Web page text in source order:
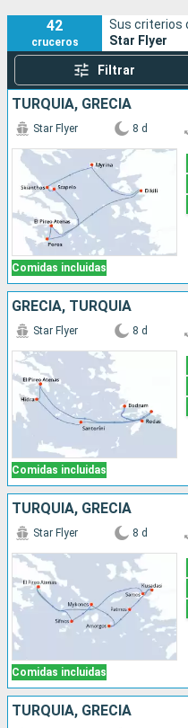
42
cruceros
Sus criterios
Star Flyer
Filtrar
TURQUÍA, GRECIA
Comidas incluidas
Star Flyer 8 d
GRECIA, TURQUÍA
Comidas incluidas
Star Flyer 8 d
TURQUÍA, GRECIA
Comidas incluidas
Star Flyer 8 d
TURQUÍA, GRECIA